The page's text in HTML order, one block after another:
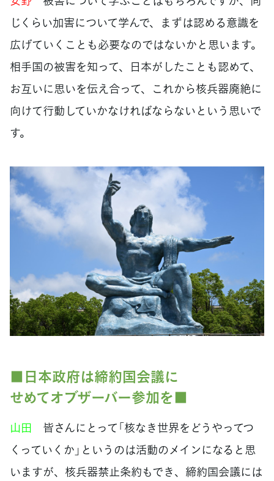
じくらい加害について学んで、まずは認める意識を
広げていくことも必要なのではないかと思います。
相手国の被害を知って、日本がしたことも認めて、
お互いに思いを伝え合って、これから核兵器廃絶に
向けて行動していかなければならないという思いで
す。
■日本政府は締約国会議に
せめてオブザーバー参加を■
山田 皆さんにとって「核なき世界をどうやってつ
くっていくか」というのは活動のメインになると思
いますが、核兵器禁止条約もでき、締約国会議には